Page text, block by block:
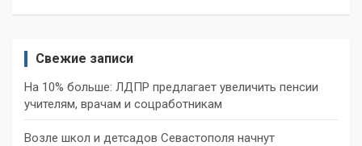
Свежие записи
На 10% больше: ЛДПР предлагает увеличить пенсии
учителям, врачам и соцработникам
Возле школ и детсадов Севастополя начнут